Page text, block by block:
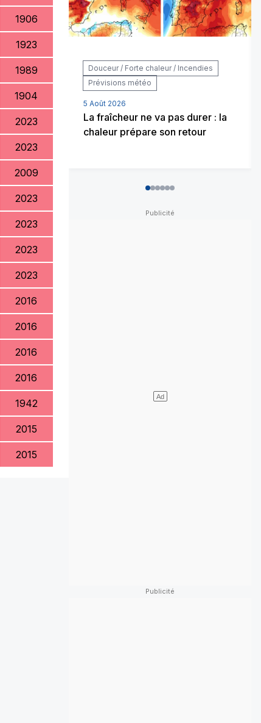
1906
1923
1989
1904
2023
2023
2009
2023
2023
2023
2023
2016
2016
2016
2016
1942
2015
2015
Douceur / Forte chaleur / Incendies
Prévisions météo
5 Août 2026
La fraîcheur ne va pas durer : la
chaleur prépare son retour
012345